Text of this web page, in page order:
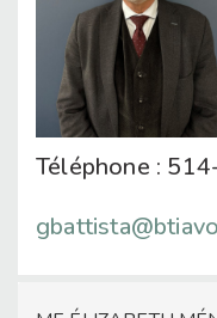
Téléphone :